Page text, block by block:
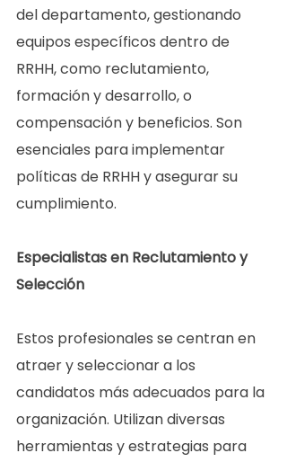
del departamento, gestionando
equipos específicos dentro de
RRHH, como reclutamiento,
formación y desarrollo, o
compensación y beneficios. Son
esenciales para implementar
políticas de RRHH y asegurar su
cumplimiento.
Especialistas en Reclutamiento y
Selección
Estos profesionales se centran en
atraer y seleccionar a los
candidatos más adecuados para la
organización. Utilizan diversas
herramientas y estrategias para